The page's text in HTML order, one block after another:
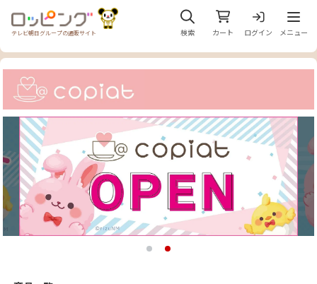
テレビ朝日グループの通販サイト 検索 カート ログイン
メニ
メニュー